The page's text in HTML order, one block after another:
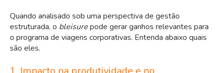
Quando analisado sob uma perspectiva de gestão
estruturada, o bleisurepode gerar ganhos relevantes para
o programa de viagens corporativas. Entenda abaixo quais
são eles.